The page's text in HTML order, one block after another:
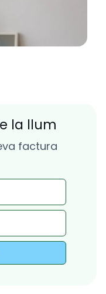
la llum
factura